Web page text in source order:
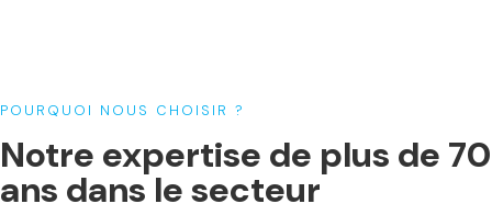
POURQUOI NOUS CHOISIR ?
Notre expertise de plus de 70
ans dans le secteur